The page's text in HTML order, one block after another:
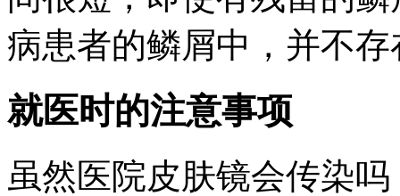
病患者的鳞屑中，并不
就医时的注意事项
虽然医院皮肤镜会传染